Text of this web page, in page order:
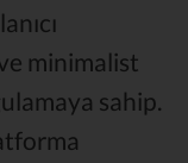
minimalist
sahip.